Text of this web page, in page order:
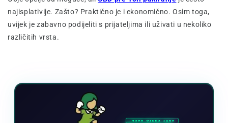
najisplativije. Zašto? Praktično je i ekonomično. Osim toga,
uvijek je zabavno podijeliti s prijateljima ili uživati u nekoliko
različitih vrsta.
NOVA VIDEO IGRA